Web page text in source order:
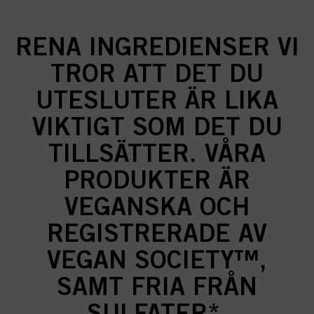
RENA INGREDIENSER VI
TROR ATT DET DU
UTESLUTER ÄR LIKA
VIKTIGT SOM DET DU
TILLSÄTTER. VÅRA
PRODUKTER ÄR
VEGANSKA OCH
REGISTRERADE AV
VEGAN SOCIETY™,
SAMT FRIA FRÅN